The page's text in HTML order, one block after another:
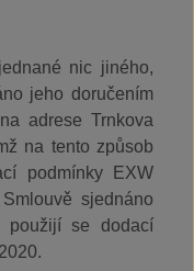
nic jiného,
jeho doručením
adrese Trnkova
na tento způsob
podmínky EXW
sjednáno
použijí se dodací